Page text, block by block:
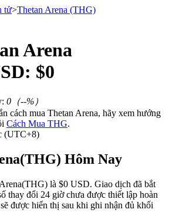
làm tài sản thế chấp
tử>Thetan Arena (THG)
Arena
$0
: 0 （--%）
cách mua Thetan Arena, hãy xem hướng
Cách Mua THG.
(UTC+8)
Hôm Nay
là $0 USD. Giao dịch đã bắt
thay đổi 24 giờ chưa được thiết lập hoàn
được hiển thị sau khi ghi nhận đủ khối